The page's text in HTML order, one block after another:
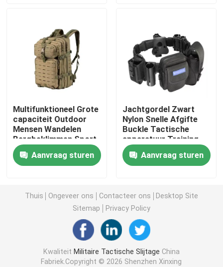
Militair tactisch kogelvrij vest
Tactische Ballistische Helm
Kogelvrij Materiaal
Militaire Tactische Rugzak
Tactisch Openluchttoestel
Gevechts Tactische Laarzen
Gevechts Tactisch Vest
Multifunktioneel Grote
capaciteit Outdoor
Mensen Wandelen
Bergbeklimmen Sport
Reizen Kamperen
Rucksack Tactische
aanval Rucksack
Aanvraag sturen
Jachtgordel Zwart
Nylon Snelle Afgifte
Buckle Tactische
apparatuur Training
Molle Holster
Tactische Gordel
Mannen
Aanvraag sturen
Thuis Ongeveer ons Contacteer ons
Desktop Site
Sitemap
Privacy Policy
Kwaliteit Militaire Tactische Slijtage China
Fabriek.Copyright © 2026 Shenzhen Xinxing